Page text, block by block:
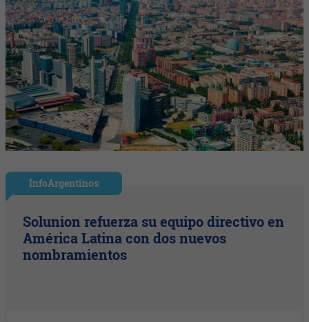
InfoArgentinos
Solunion refuerza su equipo directivo en
América Latina con dos nuevos
nombramientos